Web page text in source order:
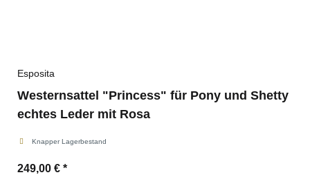
Esposita
Westernsattel "Princess" für Pony und Shetty
echtes Leder mit Rosa
Knapper Lagerbestand
249,00 € *